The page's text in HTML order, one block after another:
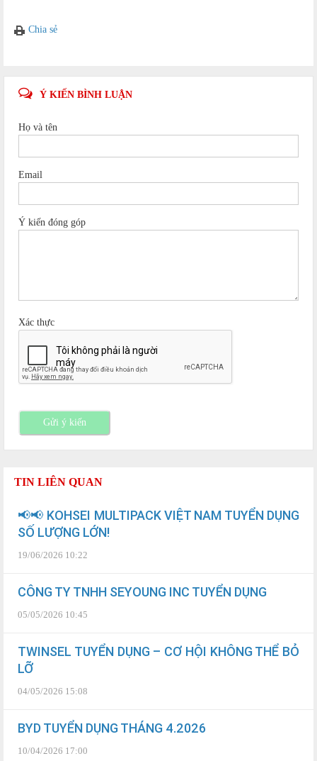
Chia sẻ
Ý KIẾN BÌNH LUẬN
Họ và tên
Email
Ý kiến đóng góp
Xác thực
Gửi ý kiến
TIN LIÊN QUAN
📢📢 KOHSEI MULTIPACK VIỆT NAM TUYỂN DỤNG
SỐ LƯỢNG LỚN!
19/06/2026 10:22
CÔNG TY TNHH SEYOUNG INC TUYỂN DỤNG
05/05/2026 10:45
TWINSEL TUYỂN DỤNG – CƠ HỘI KHÔNG THỂ BỎ
LỠ
04/05/2026 15:08
BYD TUYỂN DỤNG THÁNG 4.2026
10/04/2026 17:00